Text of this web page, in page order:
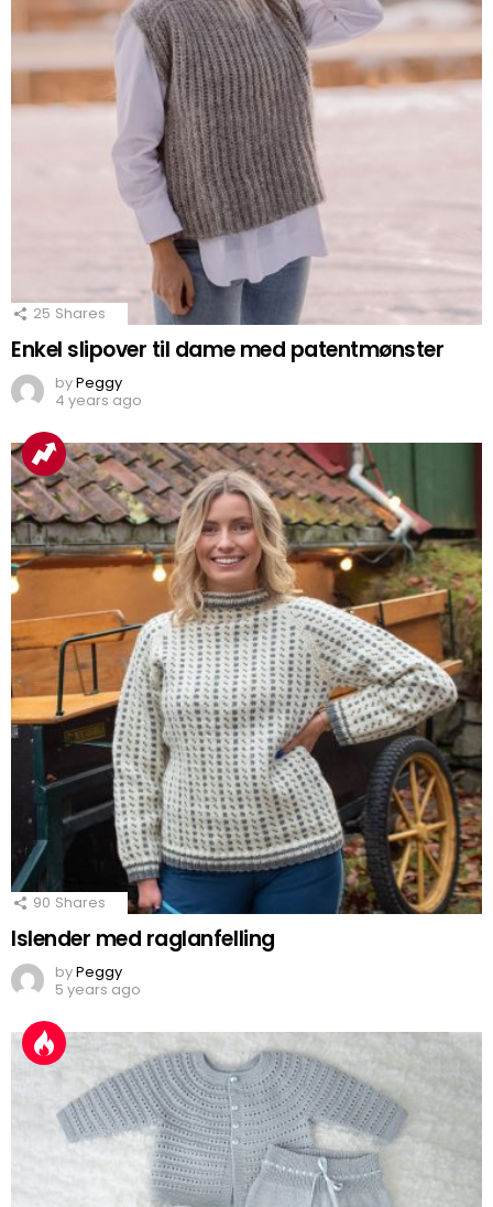
25 Shares
Enkel slipover til dame med patentmønster
byPeggy
4 years ago
90 Shares
Islender med raglanfelling
byPeggy
5 years ago